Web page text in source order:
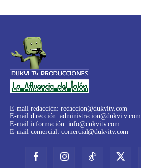
E-mail redacción: redaccion@dukvitv.com
E-mail dirección: administracion@dukvitv.com
E-mail información: info@dukvitv.com
E-mail comercial: comercial@dukvitv.com